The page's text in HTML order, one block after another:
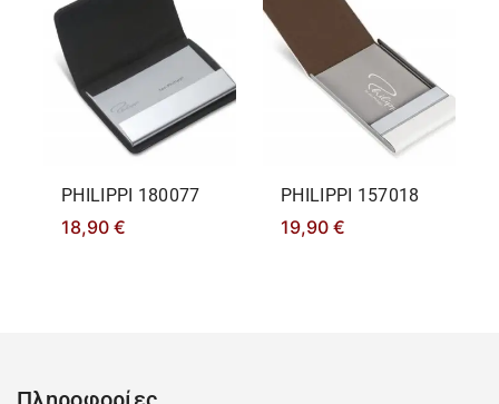
PHILIPPΙ 180077
18,90 €
PHILIPPΙ 157018
19,90 €